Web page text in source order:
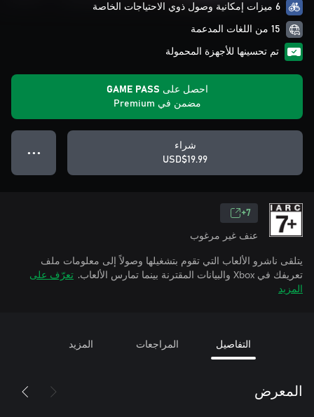
6 ميزات إمكانية وصول ذوي الاحتياجات الخاصة
15 من اللغات المدعمة
تم تحسينها للأجهزة المحمولة
احصل على GAME PASS
مضمن في Premium
شراء
USD$19.99
● ● ●
7+
عنف غير مرغوب
يتلقى ناشرو الألعاب التي تقوم بتشغيلها وصولاً إلى معلومات ملف
تعريفك في Xbox والبيانات المقترنة بينما تمارس الألعاب.
تعرّف على
المزيد
التفاصيل المراجعات المزيد
المعرض